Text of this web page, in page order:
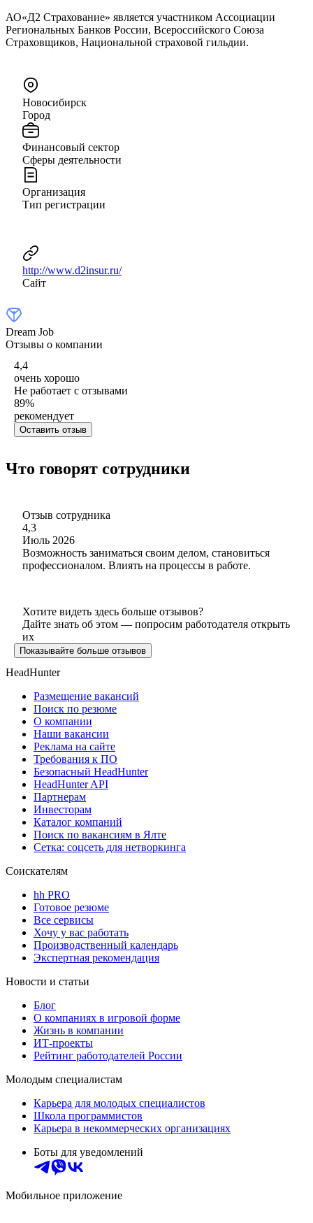
АО«Д2 Страхование» является участником Ассоциации
Региональных Банков России, Всероссийского Союза
Страховщиков, Национальной страховой гильдии.
Новосибирск
Город
Финансовый сектор
Сферы деятельности
Организация
Тип регистрации
http://www.d2insur.ru/
Сайт
Dream Job
Отзывы о компании
4,4
очень хорошо
Не работает с отзывами
89%
рекомендует
Оставить отзыв
Что говорят сотрудники
Отзыв сотрудника
4,3
Июль 2026
Возможность заниматься своим делом, становиться
профессионалом. Влиять на процессы в работе.
Хотите видеть здесь больше отзывов?
Дайте знать об этом — попросим работодателя открыть
их
Показывайте больше отзывов
HeadHunter
Размещение вакансий
Поиск по резюме
О компании
Наши вакансии
Реклама на сайте
Требования к ПО
Безопасный HeadHunter
HeadHunter API
Партнерам
Инвесторам
Каталог компаний
Поиск по вакансиям в Ялте
Сетка: соцсеть для нетворкинга
Соискателям
hh PRO
Готовое резюме
Все сервисы
Хочу у вас работать
Производственный календарь
Экспертная рекомендация
Новости и статьи
Блог
О компаниях в игровой форме
Жизнь в компании
ИТ-проекты
Рейтинг работодателей России
Молодым специалистам
Карьера для молодых специалистов
Школа программистов
Карьера в некоммерческих организациях
Боты для уведомлений
Мобильное приложение